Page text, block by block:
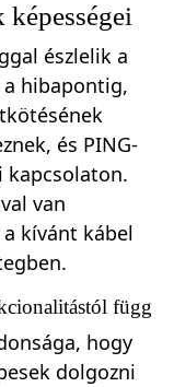
észlelik a
hibapontig,
és PING-
kapcsolaton.
van
kívánt kábel
függ
hogy
dolgozni